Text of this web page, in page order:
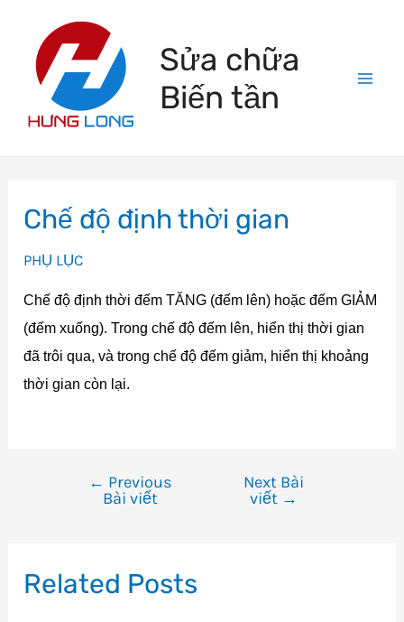
content
Sửa chữa
Biến tần
Chế độ định thời gian
PHỤ LỤC
Chế độ định thời đếm TĂNG (đếm lên) hoặc đếm GIẢM
(đếm xuống). Trong chế độ đếm lên, hiển thị thời gian
đã trôi qua, và trong chế độ đếm giảm, hiển thị khoảng
thời gian còn lại.
viết
← Previous
Bài viết
Next Bài
viết →
Related Posts